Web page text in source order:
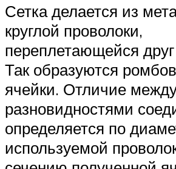
Сетка делается из
круглой проволоки,
переплетающейся
Так образуются
ячейки. Отличие
разновидностями
определяется по
используемой